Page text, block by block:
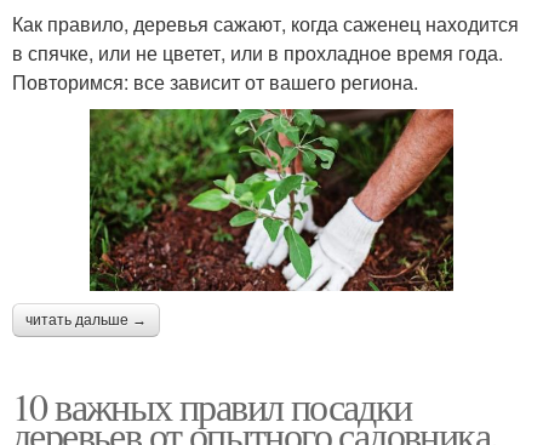
Как правило, деревья сажают, когда саженец находится
в спячке, или не цветет, или в прохладное время года.
Повторимся: все зависит от вашего региона.
читать дальше →
10 важных правил посадки
деревьев от опытного садовника.